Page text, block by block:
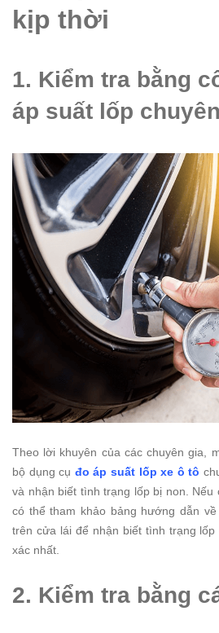
kịp thời
1. Kiểm tra bằng
áp suất lốp
Theo lời khuyên của các chuyên gia,
bộ dụng cụ đo áp suất lốp xe ô tô
và nhận biết tình trạng lốp bị non. Nếu
có thể tham khảo bảng hướng dẫn
trên cửa lái để nhận biết tình trạng
xác nhất.
2. Kiểm tra bằng